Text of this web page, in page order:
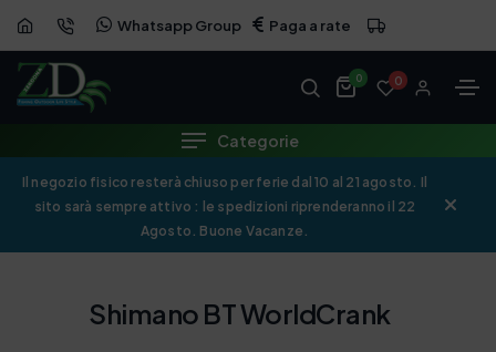
Whatsapp Group Paga a rate
0 0
Categorie
Il negozio fisico resterà chiuso per ferie dal 10 al 21 agosto. Il
sito sarà sempre attivo : le spedizioni riprenderanno il 22
Agosto. Buone Vacanze.
Shimano BT WorldCrank